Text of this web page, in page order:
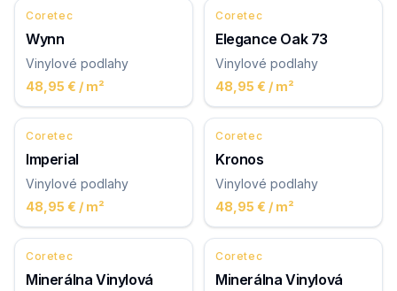
Coretec
Wynn
Vinylové podlahy
48,95 € / m²
Coretec
Elegance Oak 73
Vinylové podlahy
48,95 € / m²
Coretec
Imperial
Vinylové podlahy
48,95 € / m²
Coretec
Kronos
Vinylové podlahy
48,95 € / m²
Coretec
Minerálna Vinylová
Coretec
Minerálna Vinylová